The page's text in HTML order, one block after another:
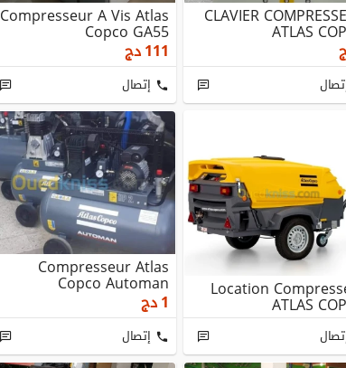
CLAVIER
ATLAS
Compresseur A Vis Atlas
Copco GA55
111دج
إتصال
Location
ATLAS
Compresseur Atlas
Copco Automan
1دج
إتصال